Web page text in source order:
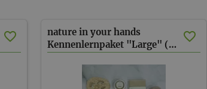
nature in your hands
Kennenlernpaket "Large" (inkl. Versand)